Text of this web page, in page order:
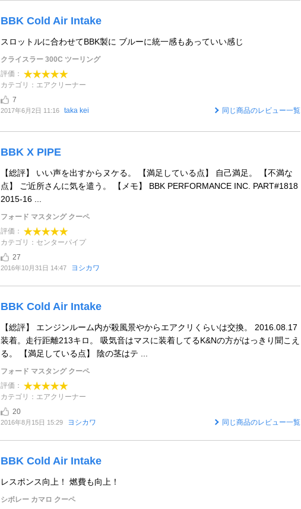
BBK Cold Air Intake
スロットルに合わせてBBK製に ブルーに統一感もあっていい感じ
クライスラー 300C ツーリング
評価：
カテゴリ：エアクリーナー
7
2017年6月2日 11:16 taka kei 同じ商品のレビュー一覧
BBK X PIPE
【総評】 いい声を出すからヌケる。 【満足している点】 自己満足。 【不満な
点】 ご近所さんに気を遣う。 【メモ】 BBK PERFORMANCE INC. PART#1818
2015-16 ...
フォード マスタング クーペ
評価：
カテゴリ：センターパイプ
27
2016年10月31日 14:47 ヨシカワ
BBK Cold Air Intake
【総評】 エンジンルーム内が殺風景やからエアクリくらいは交換。 2016.08.17
装着。走行距離213キロ。 吸気音はマスに装着してるK&Nの方がはっきり聞こえ
る。 【満足している点】 陰の茎はテ ...
フォード マスタング クーペ
評価：
カテゴリ：エアクリーナー
20
2016年8月15日 15:29 ヨシカワ 同じ商品のレビュー一覧
BBK Cold Air Intake
レスポンス向上！ 燃費も向上！
シボレー カマロ クーペ